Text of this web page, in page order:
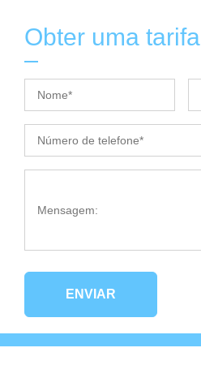
Obter uma tarifa
ENVIAR